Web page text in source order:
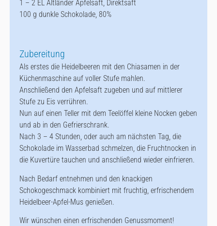
1 – 2 EL Altländer Apfelsaft, Direktsaft
100 g dunkle Schokolade, 80%
Zubereitung
Als erstes die Heidelbeeren mit den Chiasamen in der
Küchenmaschine auf voller Stufe mahlen.
Anschließend den Apfelsaft zugeben und auf mittlerer
Stufe zu Eis verrühren.
Nun auf einen Teller mit dem Teelöffel kleine Nocken geben
und ab in den Gefrierschrank.
Nach 3 – 4 Stunden, oder auch am nächsten Tag, die
Schokolade im Wasserbad schmelzen, die Fruchtnocken in
die Kuvertüre tauchen und anschließend wieder einfrieren.
Nach Bedarf entnehmen und den knackigen
Schokogeschmack kombiniert mit fruchtig, erfrischendem
Heidelbeer-Apfel-Mus genießen.
Wir wünschen einen erfrischenden Genussmoment!